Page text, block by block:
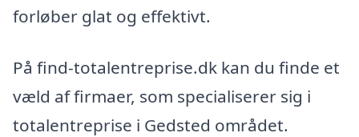
forløber glat og effektivt.
På find-totalentreprise.dk kan du finde et
væld af firmaer, som specialiserer sig i
totalentreprise i Gedsted området.